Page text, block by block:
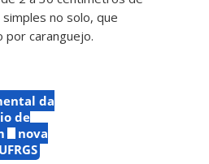
no solo, que
por caranguejo.
da
de
nova
UFRGS